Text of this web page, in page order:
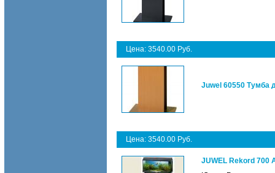
Цена: 3540.00 Руб.
Juwel 60550 Тумба
Цена: 3540.00 Руб.
JUWEL Rekord 700